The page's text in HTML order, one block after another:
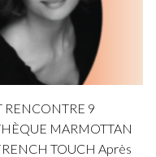
9
MARMOTTAN
TOUCH Après